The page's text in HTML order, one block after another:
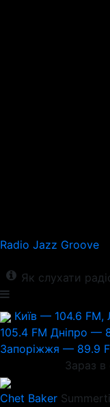
Radio Jazz Groove
Як слухати
Київ — 104.6 FM,
105.4 FM Дніпро —
Запоріжжя — 89.9
Зараз в
Chet Baker